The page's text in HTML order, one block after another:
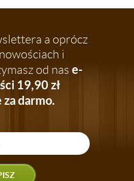
a oprócz
i
od nas e-
19,90 zł
za darmo.